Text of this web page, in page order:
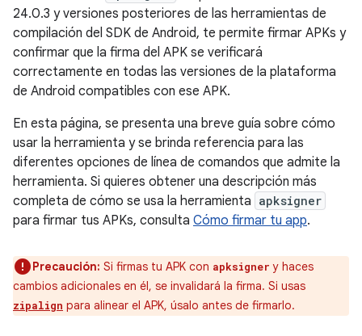
24.0.3 y versiones posteriores de las herramientas de
compilación del SDK de Android, te permite firmar APKs y
confirmar que la firma del APK se verificará
correctamente en todas las versiones de la plataforma
de Android compatibles con ese APK.
En esta página, se presenta una breve guía sobre cómo
usar la herramienta y se brinda referencia para las
diferentes opciones de línea de comandos que admite la
herramienta. Si quieres obtener una descripción más
completa de cómo se usa la herramienta apksigner
para firmar tus APKs, consulta Cómo firmar tu app.
Precaución: Si firmas tu APK con apksigner y haces
cambios adicionales en él, se invalidará la firma. Si usas
zipalign para alinear el APK, úsalo antes de firmarlo.